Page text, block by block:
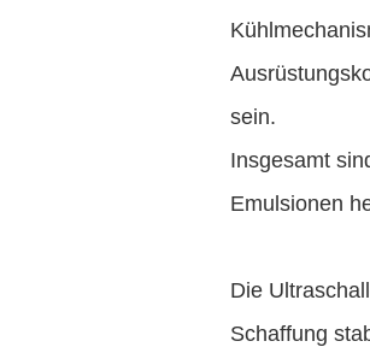
sein.
Insgesamt
Emulsionen
Die
Schaffung